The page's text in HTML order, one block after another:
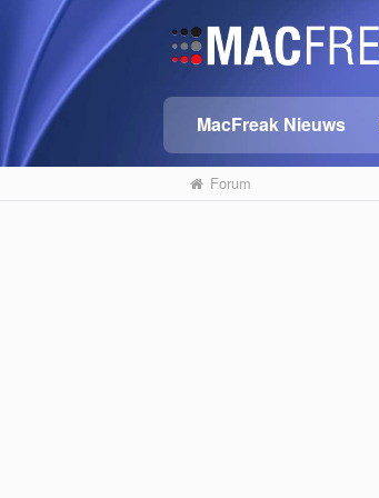
MacFreak Nieuws
Forum